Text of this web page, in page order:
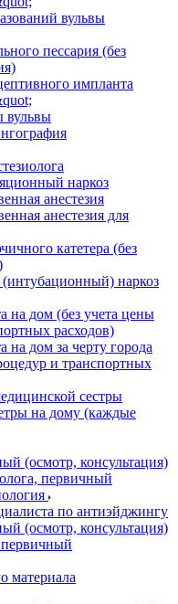
вульвы
пессария (без
импланта
вульвы
наркоз
анестезия
анестезия для
катетера (без
наркоз
на дом (без учета цены
расходов)
на дом за черту города
и транспортных
сестры
на дому (каждые
(осмотр, консультация)
первичный
по антиэйджингу
(осмотр, консультация)
первичный
материала